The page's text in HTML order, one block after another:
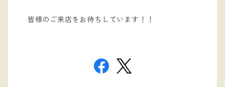
皆様のご来店をお待ちしています！！